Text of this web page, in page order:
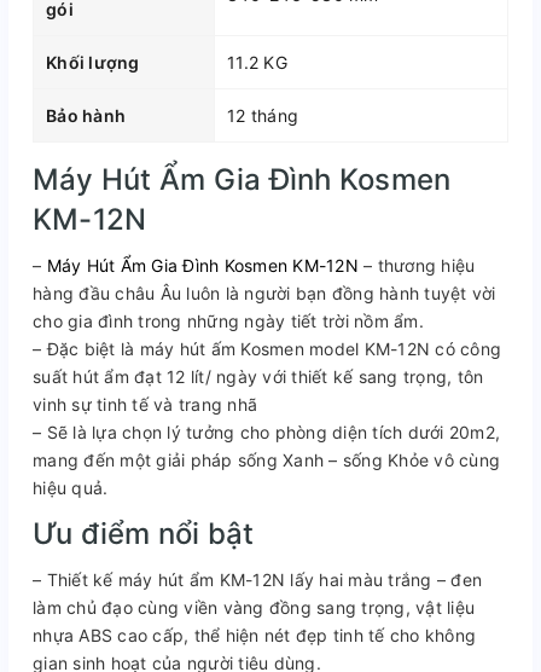
gói
Khối lượng 11.2 KG
Bảo hành 12 tháng
Máy Hút Ẩm Gia Đình Kosmen
KM-12N
– Máy Hút Ẩm Gia Đình Kosmen KM-12N – thương hiệu
hàng đầu châu Âu luôn là người bạn đồng hành tuyệt vời
cho gia đình trong những ngày tiết trời nồm ẩm.
– Đặc biệt là máy hút ấm Kosmen model KM-12N có công
suất hút ẩm đạt 12 lít/ ngày với thiết kế sang trọng, tôn
vinh sự tinh tế và trang nhã
– Sẽ là lựa chọn lý tưởng cho phòng diện tích dưới 20m2,
mang đến một giải pháp sống Xanh – sống Khỏe vô cùng
hiệu quả.
Ưu điểm nổi bật
– Thiết kế máy hút ẩm KM-12N lấy hai màu trắng – đen
làm chủ đạo cùng viền vàng đồng sang trọng, vật liệu
nhựa ABS cao cấp, thể hiện nét đẹp tinh tế cho không
gian sinh hoạt của người tiêu dùng.